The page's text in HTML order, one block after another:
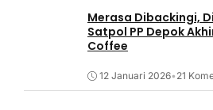
Merasa Dibackingi,
Satpol PP Depok
Coffee
12 Januari 2026• 21